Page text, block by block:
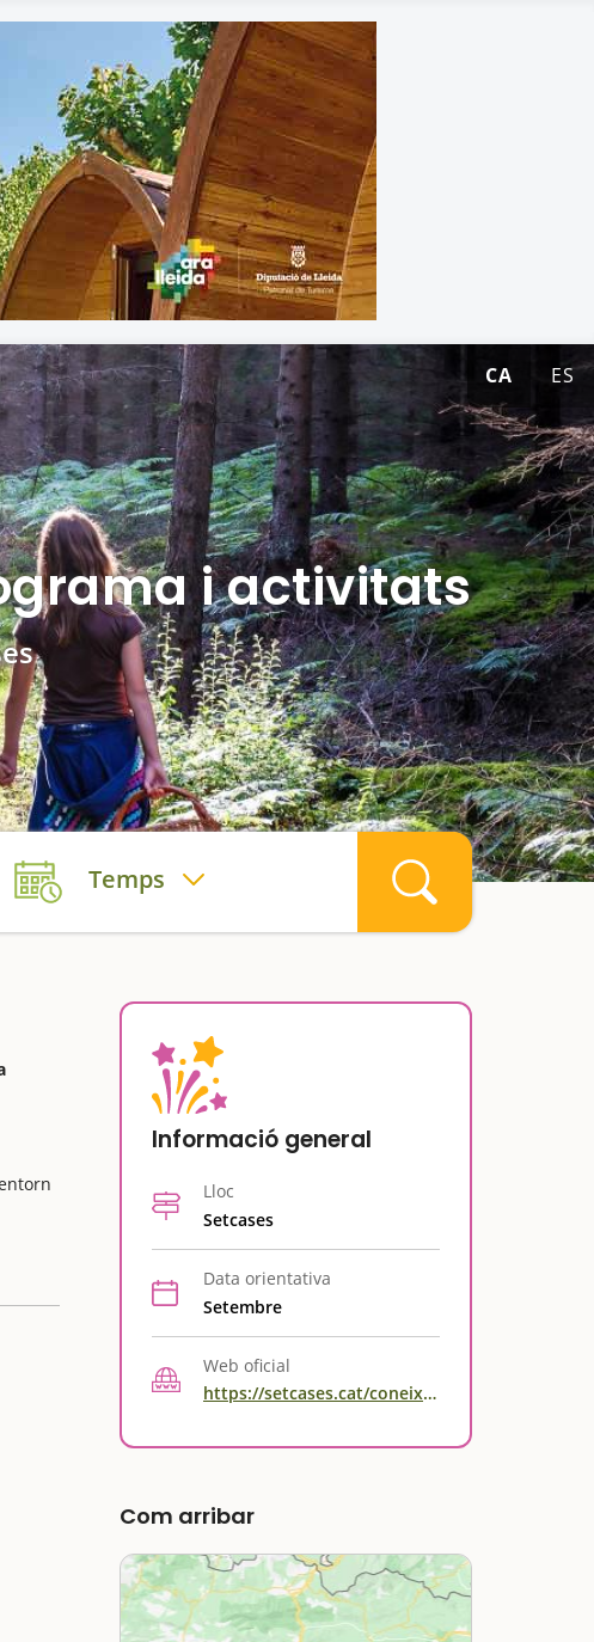
CA ES
i activitats
Temps
Informació general
Lloc
Setcases
Data orientativa
Setembre
Web oficial
https://setcases.cat/coneix/fires-festes-i-tradicions/fira-del-bolet/
Com arribar